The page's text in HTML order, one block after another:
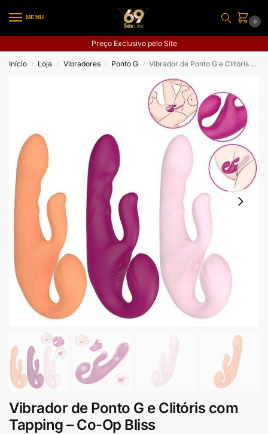
MENU
0
Preço Exclusivo pelo Site
Início / Loja / Vibradores / Ponto G / Vibrador de Ponto G e Clitóris com Tapping – Co-Op Bliss
Vibrador de Ponto G e Clitóris com
Tapping – Co-Op Bliss